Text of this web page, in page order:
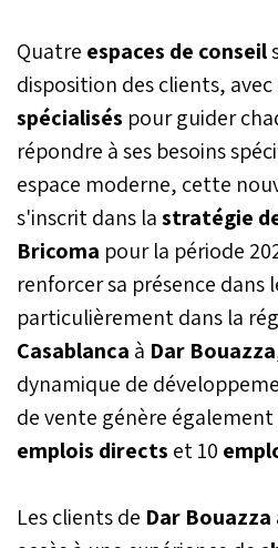
Quatre espaces de conseil
disposition des clients, avec
spécialisés pour guider
répondre à ses besoins
espace moderne, cette
s'inscrit dans lastratégie
Bricoma pour la période
renforcer sa présence dans
particulièrement dans la
Casablanca à Dar Bouazza
dynamique de
de vente génère
emplois directs et 10
Les clients de Dar Bouazza